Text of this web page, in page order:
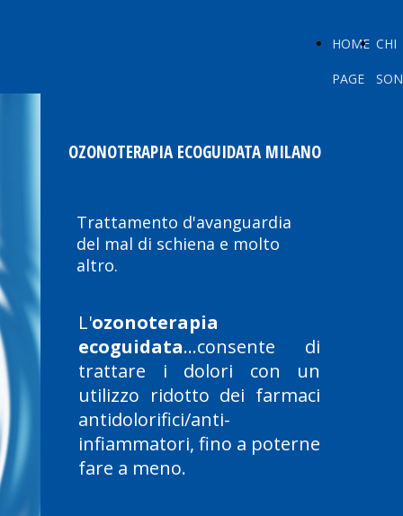
HOME
PAGE
CHI
OZONOTERAPIA ECOGUIDATA MILANO
Trattamento d'avanguardia
del mal di schiena e molto
altro.
L'ozonoterapia
ecoguidata...consente di
trattare i dolori con un
utilizzo ridotto dei farmaci
antidolorifici/anti-
infiammatori, fino a poterne
fare a meno.